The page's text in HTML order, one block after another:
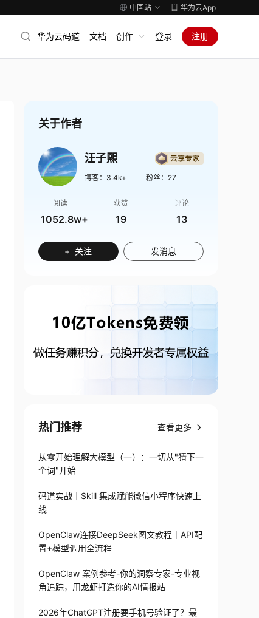
中国站 华为云App
华为云码道 文档 创作 登录 注册
关于作者
汪子熙
博客： 3.4k+ 粉丝： 27
阅读
1052.8w+
获赞
19
评论
13
+ 关注 发消息
热门推荐 查看更多
从零开始理解大模型（一）：一切从"猜下一
个词"开始
码道实战｜Skill 集成赋能微信小程序快速上
线
OpenClaw连接DeepSeek图文教程｜API配
置+模型调用全流程
OpenClaw 案例参考-你的洞察专家-专业视
角追踪，用龙虾打造你的AI情报站
2026年ChatGPT注册要手机号验证了？最